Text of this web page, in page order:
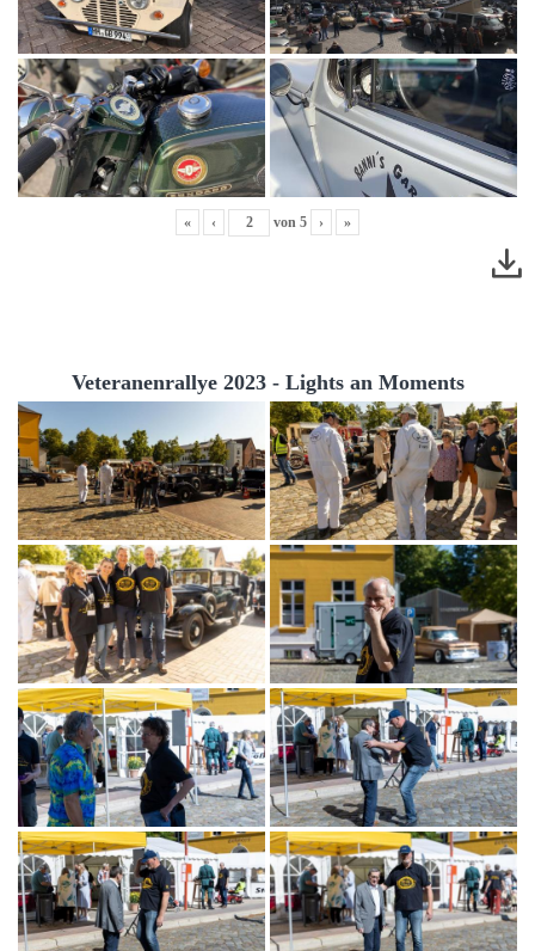
« ‹ von 5 › »
Veteranenrallye 2023 - Lights an Moments